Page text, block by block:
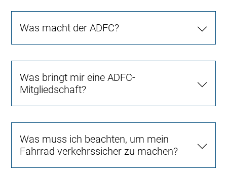
Was macht der ADFC?
Was bringt mir eine ADFC-
Mitgliedschaft?
Was muss ich beachten, um mein
Fahrrad verkehrssicher zu machen?